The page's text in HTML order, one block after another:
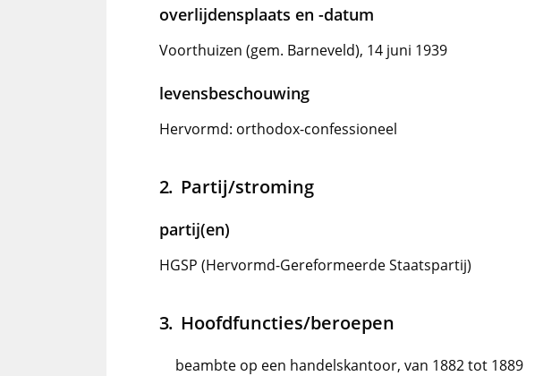
overlijdensplaats en -datum
Voorthuizen (gem. Barneveld), 14 juni 1939
levensbeschouwing
Hervormd: orthodox-confessioneel
Partij/stroming
partij(en)
HGSP (Hervormd-Gereformeerde Staatspartij)
Hoofdfuncties/beroepen
beambte op een handelskantoor, van 1882 tot 1889